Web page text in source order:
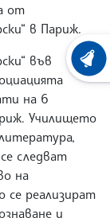
от
в Париж.
във
на 6
Училището
следват
на
се реализират
и